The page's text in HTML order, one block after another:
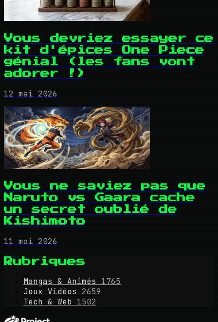
Vous devriez essayer ce
kit d'épices One Piece
génial (les fans vont
adorer !)
12 mai 2026
Vous ne saviez pas que
Naruto vs Gaara cache
un secret oublié de
Kishimoto
11 mai 2026
Rubriques
Mangas & Animés
1765
Jeux Vidéos
2659
Tech & Web 1502